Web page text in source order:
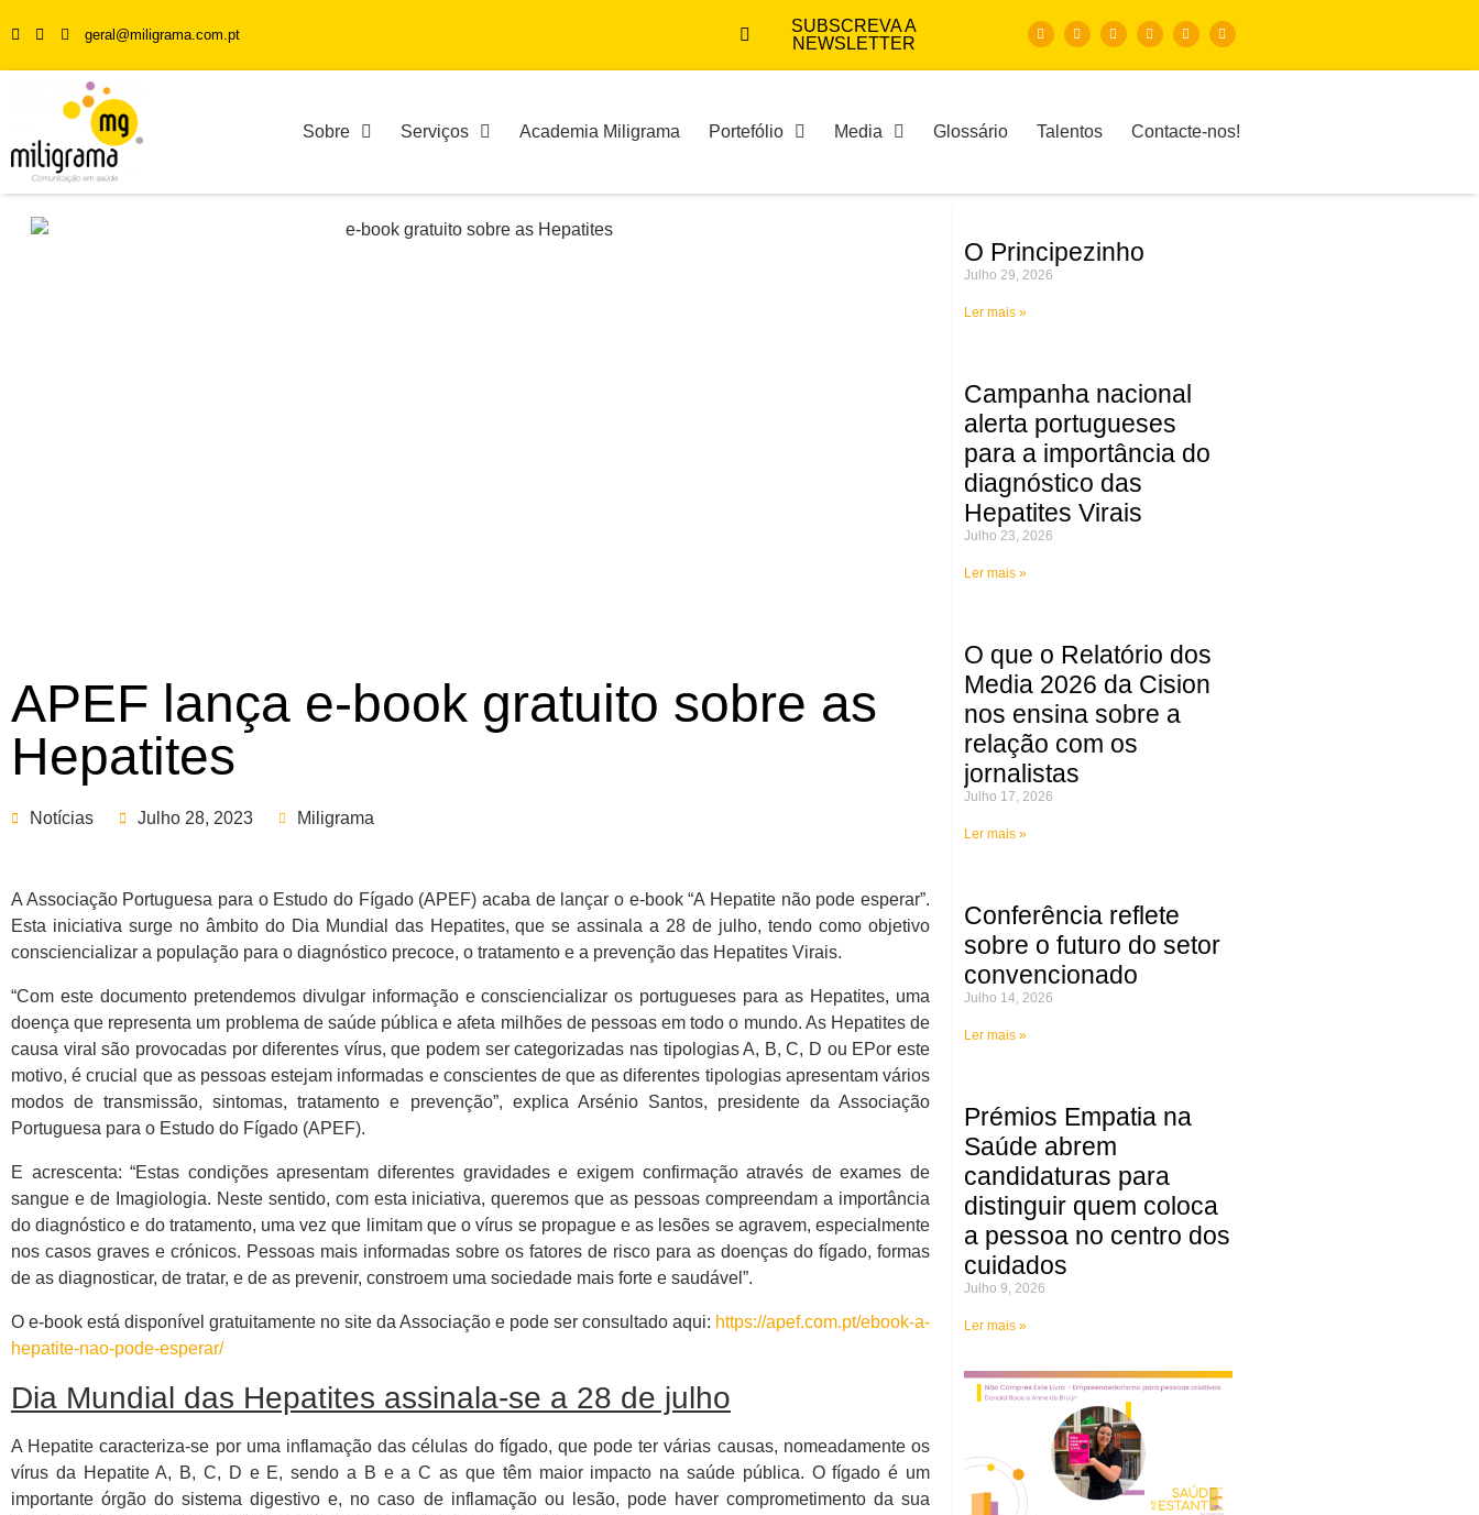
geral@miligrama.com.pt
SUBSCREVA A
NEWSLETTER
Sobre Serviços Academia Miligrama Portefólio Media Glossário Talentos Contacte-nos!
APEF lança e-book gratuito sobre as
Hepatites
Notícias Julho 28, 2023 Miligrama
A Associação Portuguesa para o Estudo do Fígado (APEF) acaba de lançar o e-book “A Hepatite não pode esperar”.
Esta iniciativa surge no âmbito do Dia Mundial das Hepatites, que se assinala a 28 de julho, tendo como objetivo
consciencializar a população para o diagnóstico precoce, o tratamento e a prevenção das Hepatites Virais.
“Com este documento pretendemos divulgar informação e consciencializar os portugueses para as Hepatites, uma
doença que representa um problema de saúde pública e afeta milhões de pessoas em todo o mundo. As Hepatites de
causa viral são provocadas por diferentes vírus, que podem ser categorizadas nas tipologias A, B, C, D ou EPor este
motivo, é crucial que as pessoas estejam informadas e conscientes de que as diferentes tipologias apresentam vários
modos de transmissão, sintomas, tratamento e prevenção”, explica Arsénio Santos, presidente da Associação
Portuguesa para o Estudo do Fígado (APEF).
E acrescenta: “Estas condições apresentam diferentes gravidades e exigem confirmação através de exames de
sangue e de Imagiologia. Neste sentido, com esta iniciativa, queremos que as pessoas compreendam a importância
do diagnóstico e do tratamento, uma vez que limitam que o vírus se propague e as lesões se agravem, especialmente
nos casos graves e crónicos. Pessoas mais informadas sobre os fatores de risco para as doenças do fígado, formas
de as diagnosticar, de tratar, e de as prevenir, constroem uma sociedade mais forte e saudável”.
O e-book está disponível gratuitamente no site da Associação e pode ser consultado aqui: https://apef.com.pt/ebook-a-
hepatite-nao-pode-esperar/
Dia Mundial das Hepatites assinala-se a 28 de julho
A Hepatite caracteriza-se por uma inflamação das células do fígado, que pode ter várias causas, nomeadamente os
vírus da Hepatite A, B, C, D e E, sendo a B e a C as que têm maior impacto na saúde pública. O fígado é um
importante órgão do sistema digestivo e, no caso de inflamação ou lesão, pode haver comprometimento da sua
O Principezinho
Julho 29, 2026
Ler mais »
Campanha nacional
alerta portugueses
para a importância do
diagnóstico das
Hepatites Virais
Julho 23, 2026
Ler mais »
O que o Relatório dos
Media 2026 da Cision
nos ensina sobre a
relação com os
jornalistas
Julho 17, 2026
Ler mais »
Conferência reflete
sobre o futuro do setor
convencionado
Julho 14, 2026
Ler mais »
Prémios Empatia na
Saúde abrem
candidaturas para
distinguir quem coloca
a pessoa no centro dos
cuidados
Julho 9, 2026
Ler mais »